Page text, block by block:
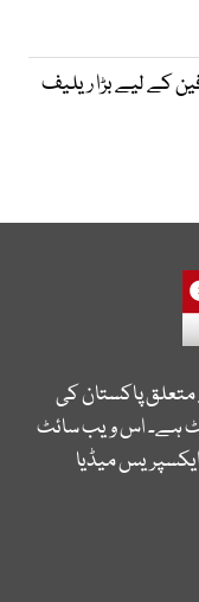
کے لیے بڑا ریلیف
پاکستان کی
ہے۔ اس ویب سائٹ
میڈیا